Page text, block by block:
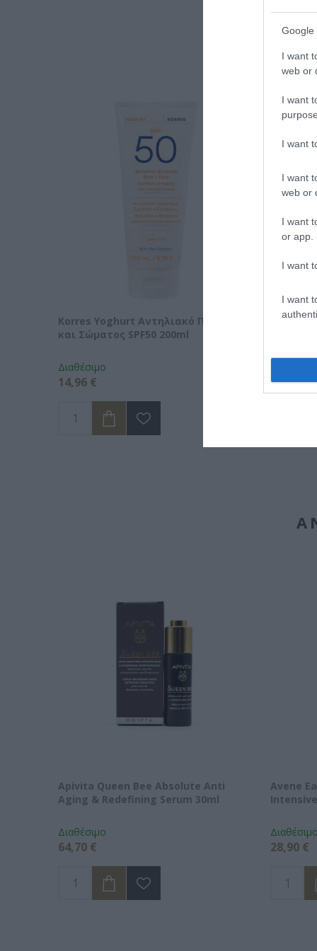
Google
I want
web or
I want
I want
I want
web or
I want
or app.
I want
I want
Korres Yoghurt Αντηλιακό Προσώπου
και Σώματος SPF50 200ml
Διαθέσιμο
14,96 €
Vencil
34,90 €
Apivita Queen Bee Absolute Anti
Aging & Redefining Serum 30ml
Διαθέσιμο
64,70 €
Avene
Διαθέσιμο
28,90 €